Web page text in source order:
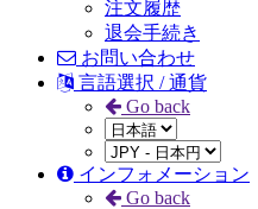
注文履歴
退会手続き
お問い合わせ
言語選択 / 通貨
Go back
インフォメーション
Go back